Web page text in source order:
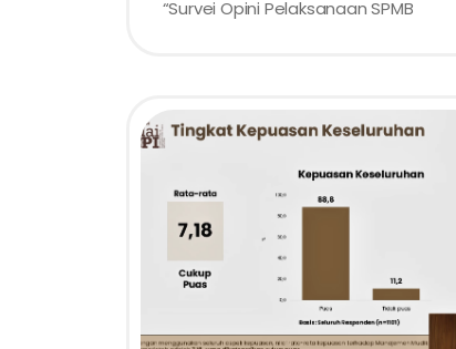
“Survei Opini Pelaksanaan SPMB